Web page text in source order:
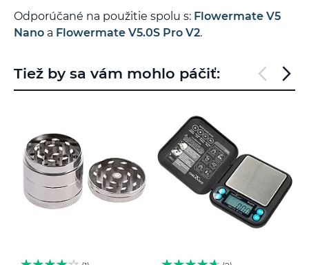
Odporúčané na použitie spolu s: Flowermate V5
Nano a Flowermate V5.0S Pro V2.
Tiež by sa vám mohlo páčiť: